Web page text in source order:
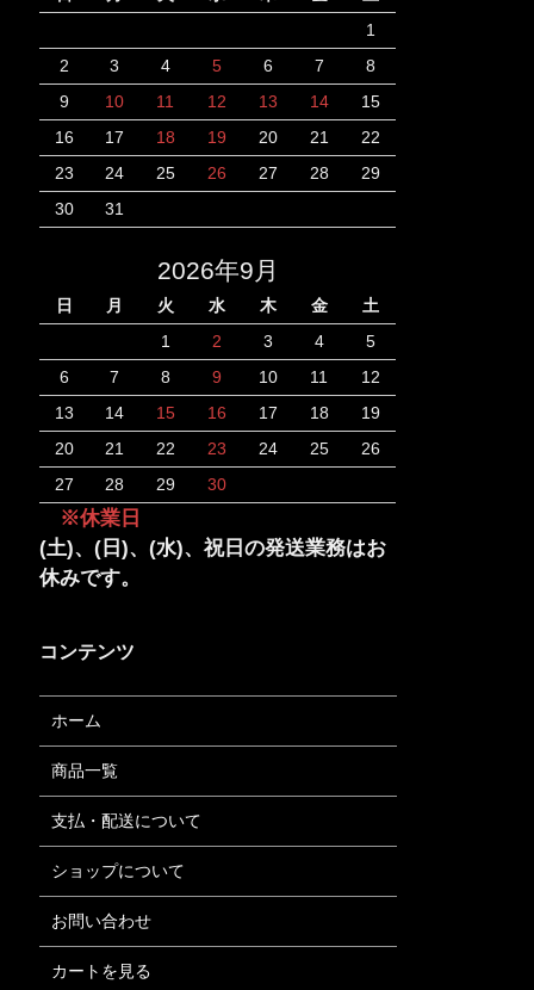
1
2
3 4 5 6 7
8
9
10 11 12 13 14
15
16
17 18 19 20 21
22
23
24 25 26 27 28
29
30
31
2026年9月
日 月 火 水 木 金
土
1
2 3 4
5
6
7 8 9 10 11
12
13
14 15 16 17 18
19
20
21 22 23 24 25
26
27
28 29 30
※休業日
(土)、(日)、(水)、祝日の発送業務はお
休みです。
コンテンツ
ホーム
商品一覧
支払・配送について
ショップについて
お問い合わせ
カートを見る